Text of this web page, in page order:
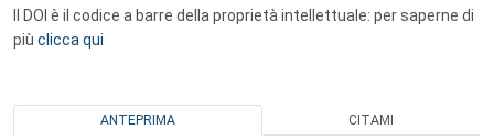
Il DOI è il codice a barre della proprietà intellettuale: per saperne di
più clicca qui
ANTEPRIMA CITAMI